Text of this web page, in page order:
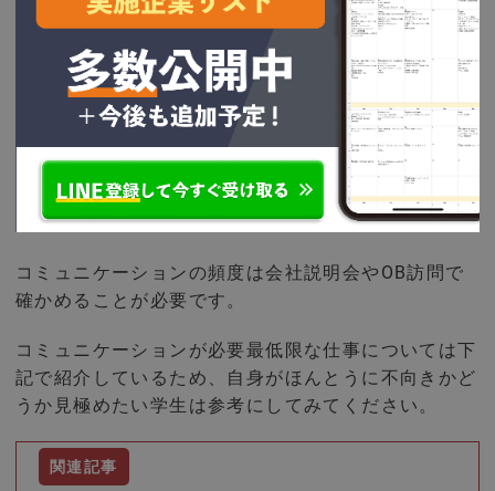
そして、チームを変えていくためにはコミュニケーシ
ョンを取ることが必須なため、他者との協働によって
進めるような業務が向いているでしょう。
一方でコミュニケーションは必要最低限となっている
職種にはあまり向いていません。
また、同じ職種でも会社によってコミュニケーション
の頻度が異なる場合があります。
コミュニケーションの頻度は会社説明会やOB訪問で
確かめることが必要です。
コミュニケーションが必要最低限な仕事については下
記で紹介しているため、自身がほんとうに不向きかど
うか見極めたい学生は参考にしてみてください。